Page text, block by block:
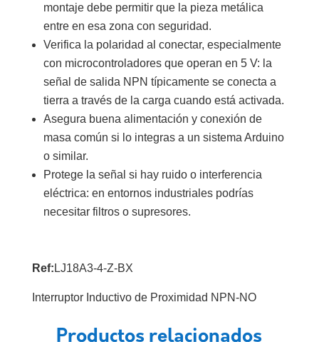
montaje debe permitir que la pieza metálica
entre en esa zona con seguridad.
Verifica la polaridad al conectar, especialmente
con microcontroladores que operan en 5 V: la
señal de salida NPN típicamente se conecta a
tierra a través de la carga cuando está activada.
Asegura buena alimentación y conexión de
masa común si lo integras a un sistema Arduino
o similar.
Protege la señal si hay ruido o interferencia
eléctrica: en entornos industriales podrías
necesitar filtros o supresores.
Ref: LJ18A3-4-Z-BX
Interruptor Inductivo de Proximidad NPN-NO
Productos relacionados